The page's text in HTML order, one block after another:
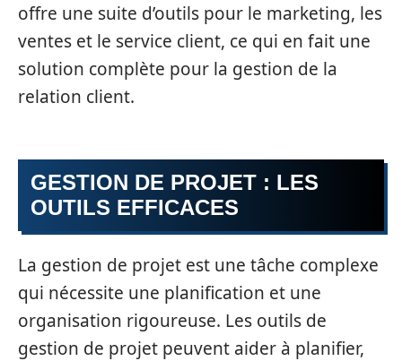
offre une suite d’outils pour le marketing, les
ventes et le service client, ce qui en fait une
solution complète pour la gestion de la
relation client.
GESTION DE PROJET : LES
OUTILS EFFICACES
La gestion de projet est une tâche complexe
qui nécessite une planification et une
organisation rigoureuse. Les outils de
gestion de projet peuvent aider à planifier,